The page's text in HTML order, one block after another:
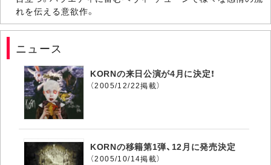
れを伝える意欲作。
ニュース
KORNの来日公演が4月に決定！
（2005/12/22掲載）
KORNの移籍第1弾、12月に発売決定
（2005/10/14掲載）